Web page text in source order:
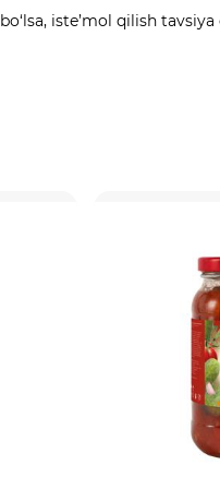
iste’mol qilish tavsiya